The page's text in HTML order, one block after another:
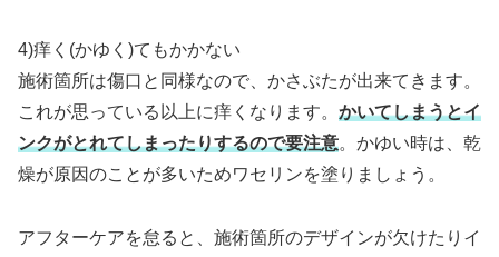
4)痒く(かゆく)てもかかない
施術箇所は傷口と同様なので、かさぶたが出来てきます。
これが思っている以上に痒くなります。 かいてしまうとイ
ンクがとれてしまったりするので要注意。かゆい時は、乾
燥が原因のことが多いためワセリンを塗りましょう。
アフターケアを怠ると、施術箇所のデザインが欠けたりイ